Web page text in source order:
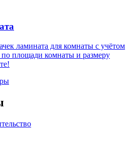
ламината для комнаты с учётом
по площади комнаты и размеру